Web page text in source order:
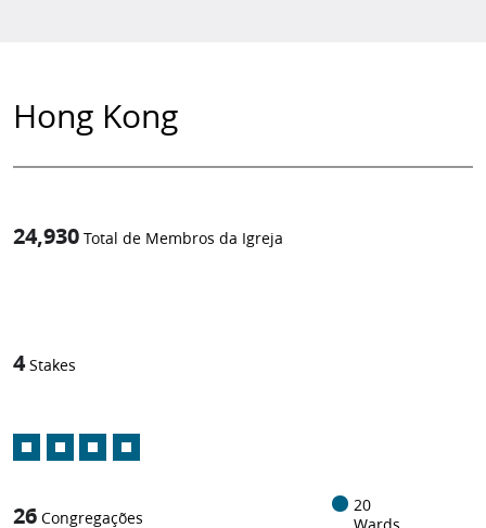
Hong Kong
24,930 Total de Membros da Igreja
4 Stakes
26 Congregações
20